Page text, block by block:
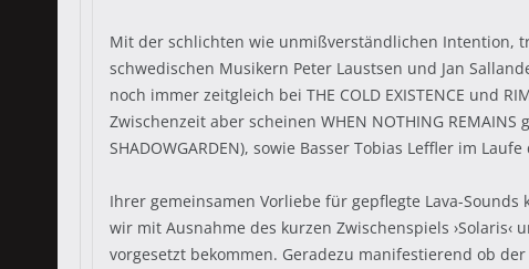
Mit der schlichten wie unmißverständlichen Intention,
schwedischen Musikern Peter Laustsen und Jan
noch immer zeitgleich bei THE COLD EXISTENCE und
Zwischenzeit aber scheinen WHEN NOTHING
SHADOWGARDEN), sowie Basser Tobias Leffler im
Ihrer gemeinsamen Vorliebe für gepflegte Lava-
wir mit Ausnahme des kurzen Zwischenspiels ›Solaris‹
vorgesetzt bekommen. Geradezu manifestierend ob